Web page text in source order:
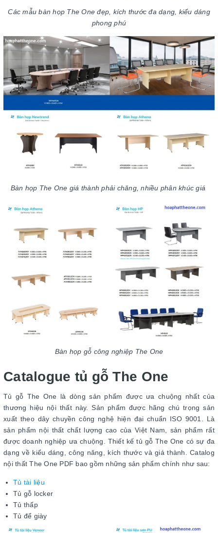
Các mẫu bàn họp The One đẹp, kích thước đa dạng, kiểu dáng
phong phú
Bàn họp The One giá thành phải chăng, nhiều phân khúc giá
Bàn họp gỗ công nghiệp The One
Catalogue tủ gỗ The One
Tủ gỗ The One là dòng sản phẩm được ưa chuộng nhất của
thương hiệu nội thất này. Sản phẩm được hãng chú trọng sản
xuất theo dây chuyền công nghệ hiện đại chuẩn ISO 9001. Là
sản phẩm nội thất chất lượng cao của Việt Nam, sản phẩm rất
được doanh nghiệp ưa chuộng. Thiết kế tủ gỗ The One có sự đa
dạng về kiểu dáng, công năng, kích thước và giá thành. Catalog
nội thất The One PDF bao gồm những sản phẩm chính như sau:
Tủ tài liệu
Tủ gỗ locker
Tủ thấp
Tủ để giày